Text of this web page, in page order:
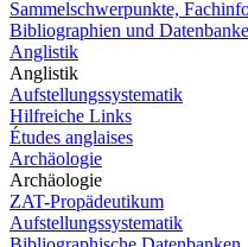
Sammelschwerpunkte,
Bibliographien und
Anglistik
Anglistik
Aufstellungssystematik
Hilfreiche Links
Études anglaises
Archäologie
Archäologie
ZAT-Propädeutikum
Aufstellungssystematik